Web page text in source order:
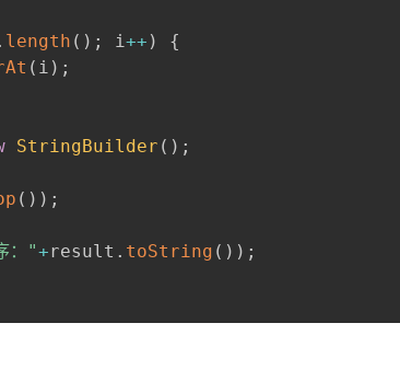
length ( ) ; i++ )
{
( i ) ;
StringBuilder ( ) ;
( ) ) ;
："+result . toString ( ) ) ;